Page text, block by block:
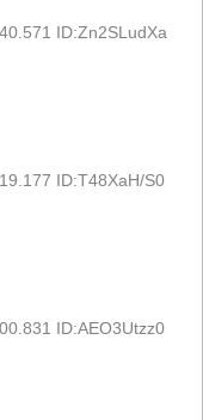
ID:Zn2SLudXa
ID:T48XaH/S0
ID:AEO3Utzz0